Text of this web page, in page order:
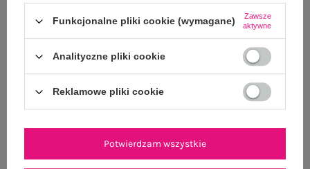
ZWROTY I REKLAMACJE
OSTATNIO OGLĄDANE
Zobacz wszystko
Funkcjonalne pliki cookie (wymagane)
Zawsze
aktywne
Analityczne pliki cookie
Reklamowe pliki cookie
Potwierdzam wszystkie